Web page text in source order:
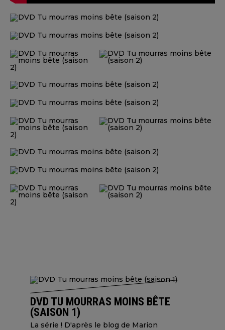
DVD TU MOURRAS MOINS BÊTE
(SAISON 1)
La série ! D'après le blog de Marion